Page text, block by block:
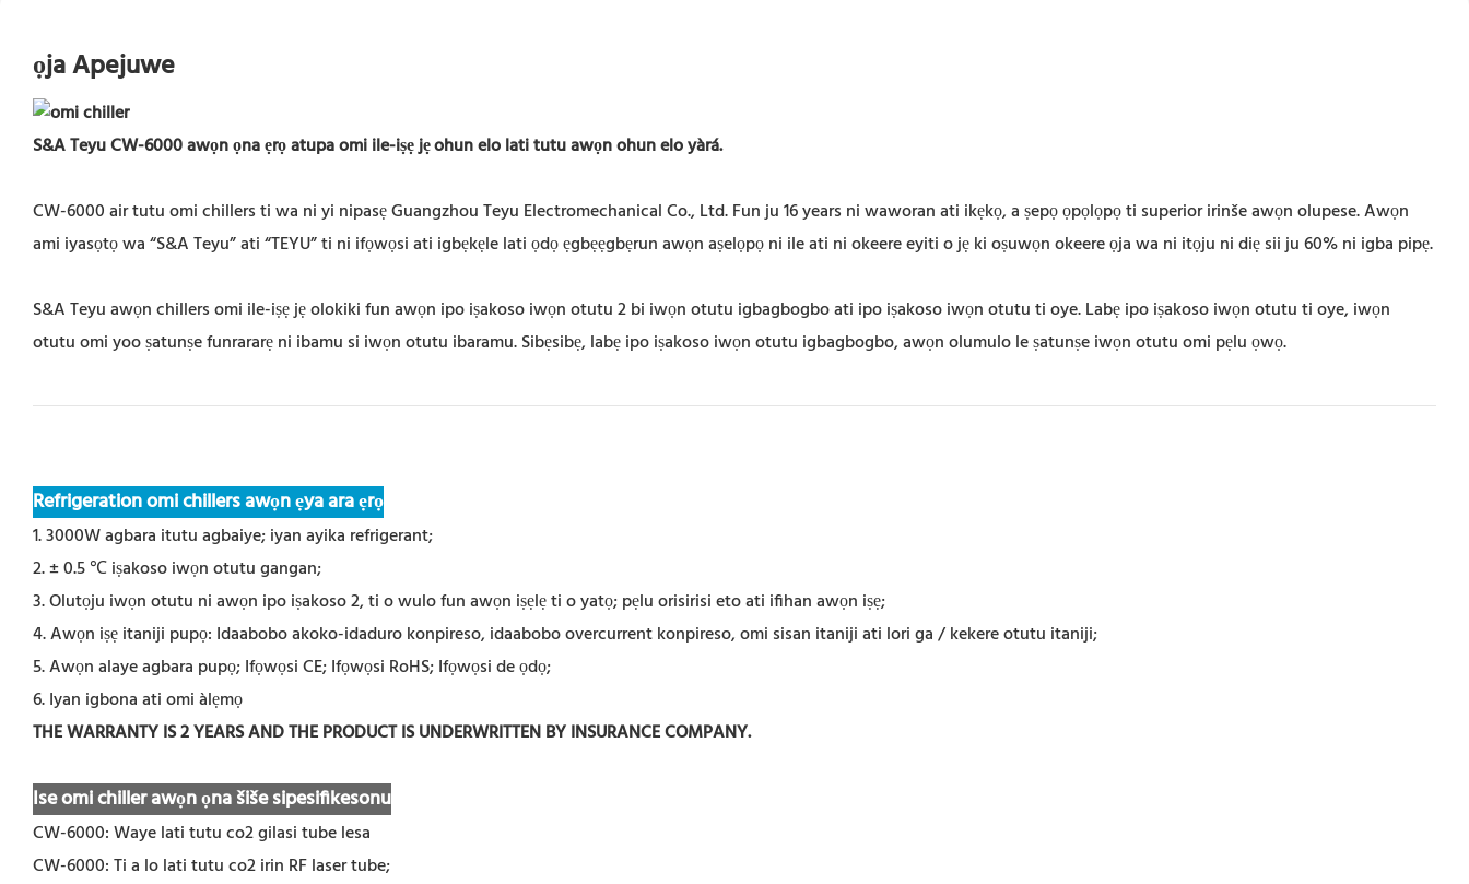
ọja Apejuwe
S&A Teyu CW-6000 awọn ọna ẹrọ atupa omi ile-iṣẹ jẹohun elo lati tutu awọn ohun elo yàrá.
CW-6000 air tutu omi chillers ti wa ni yi nipasẹ Guangzhou Teyu Electromechanical Co., Ltd. Fun ju 16 years ni waworan ati ikẹkọ, a ṣepọ ọpọlọpọ ti superior irinše awọn olupese. Awọn
ami iyasọtọ wa “S&A Teyu” ati “TEYU” ti ni ifọwọsi ati igbẹkẹle lati ọdọ ẹgbẹẹgbẹrun awọn aṣelọpọ ni ile ati ni okeere eyiti o jẹ ki oṣuwọn okeere ọja wa ni itọju ni diẹ sii ju 60% ni igba pipẹ.
S&A Teyu awọn chillers omi ile-iṣẹ jẹ olokiki fun awọn ipo iṣakoso iwọn otutu 2 bi iwọn otutu igbagbogbo ati ipo iṣakoso iwọn otutu ti oye. Labẹ ipo iṣakoso iwọn otutu ti oye, iwọn
otutu omi yoo ṣatunṣe funrararẹ ni ibamu si iwọn otutu ibaramu. Sibẹsibẹ, labẹ ipo iṣakoso iwọn otutu igbagbogbo, awọn olumulo le ṣatunṣe iwọn otutu omi pẹlu ọwọ.
Refrigeration omi chillers awọn ẹya ara ẹrọ
1. 3000W agbara itutu agbaiye; iyan ayika refrigerant;
2. ± 0.5 ℃ iṣakoso iwọn otutu gangan;
3. Olutọju iwọn otutu ni awọn ipo iṣakoso 2, ti o wulo fun awọn iṣẹlẹ ti o yatọ; pẹlu orisirisi eto ati ifihan awọn iṣẹ;
4. Awọn iṣẹ itaniji pupọ: Idaabobo akoko-idaduro konpireso, idaabobo overcurrent konpireso, omi sisan itaniji ati lori ga / kekere otutu itaniji;
5. Awọn alaye agbara pupọ; Ifọwọsi CE; Ifọwọsi RoHS; Ifọwọsi de ọdọ;
6. Iyan igbona ati omi àlẹmọ
THE WARRANTY IS 2 YEARS AND THE PRODUCT IS UNDERWRITTEN BY INSURANCE COMPANY.
Ise omi chiller awọn ọna šiše sipesifikesonu
CW-6000: Waye lati tutu co2 gilasi tube lesa
CW-6000: Ti a lo lati tutu co2 irin RF laser tube;